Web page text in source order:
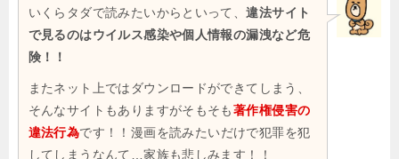
いくらタダで読みたいからといって、違法サイト
で見るのはウイルス感染や個人情報の漏洩など危
険！！
またネット上ではダウンロードができてしまう、
そんなサイトもありますがそもそも著作権侵害の
違法行為です！！漫画を読みたいだけで犯罪を犯
してしまうなんて…家族も悲しみます！！